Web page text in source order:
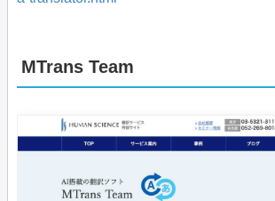
MTrans Team